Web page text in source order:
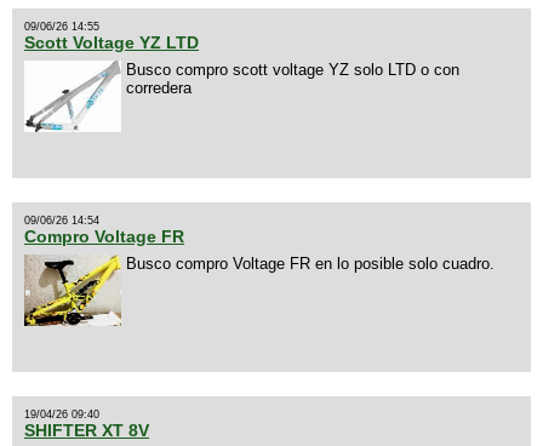
09/06/26 14:55
Scott Voltage YZ LTD
Busco compro scott voltage YZ solo LTD o con
corredera
09/06/26 14:54
Compro Voltage FR
Busco compro Voltage FR en lo posible solo cuadro.
19/04/26 09:40
SHIFTER XT 8V